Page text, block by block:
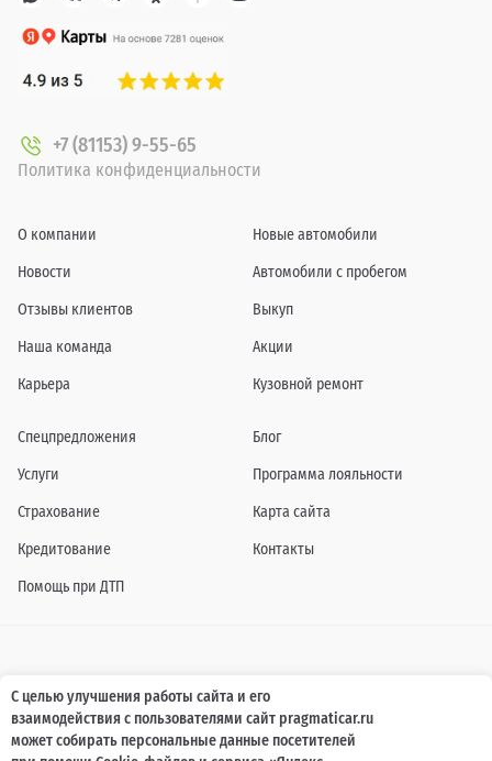
+7 (81153) 9-55-65
Политика конфиденциальности
О компании
Новости
Отзывы клиентов
Наша команда
Карьера
Новые автомобили
Автомобили с пробегом
Выкуп
Акции
Кузовной ремонт
Спецпредложения
Услуги
Страхование
Кредитование
Помощь при ДТП
Блог
Программа лояльности
Карта сайта
Контакты
Информация о технических характеристиках, составе комплектаций, цветовой
гамме и стоимости автомобилей, а также действующих акциях, сроках и условиях
их проведения, указанных на сайте www.pragmaticar.ru, носит информационный
характер и ни при каких условиях не является публичной офертой,
определяемой положениями пунктом 2 статьи 437 Гражданского кодекса
С целью улучшения работы сайта и его
взаимодействия с пользователями сайт pragmaticar.ru
может собирать персональные данные посетителей